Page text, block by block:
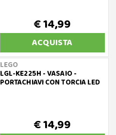
€ 14,99
ACQUISTA
LEGO
LGL-KE225H - VASAIO -
PORTACHIAVI CON TORCIA LED
€ 14,99